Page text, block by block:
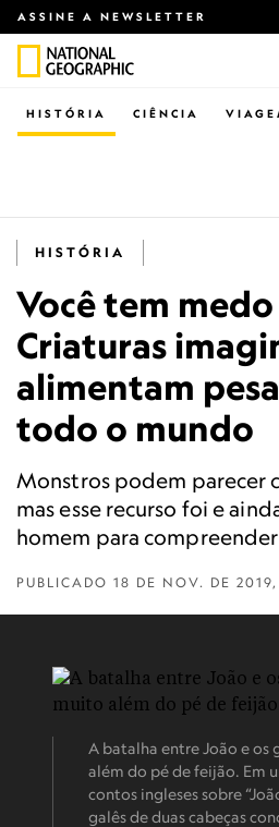
ASSINE A NEWSLETTER
CIÊNCIA
HISTÓRIA
HISTÓRIA
Você tem
Criaturas
alimentam
todo o mundo
Monstros podem parecer
mas esse recurso foi e
homem para
PUBLICADO 18 DE NOV. DE
A batalha entre João e os
além do pé de feijão. Em
contos ingleses sobre
galês de duas cabeças